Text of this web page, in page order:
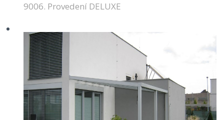
9006. Provedení DELUXE